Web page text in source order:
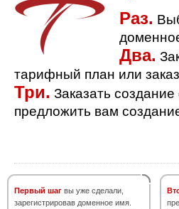
Раз.
Два.
тарифный план или
Три. Заказать
предложить вам
Первый шаг вы уже сделали,
зарегистрировав доменное имя.